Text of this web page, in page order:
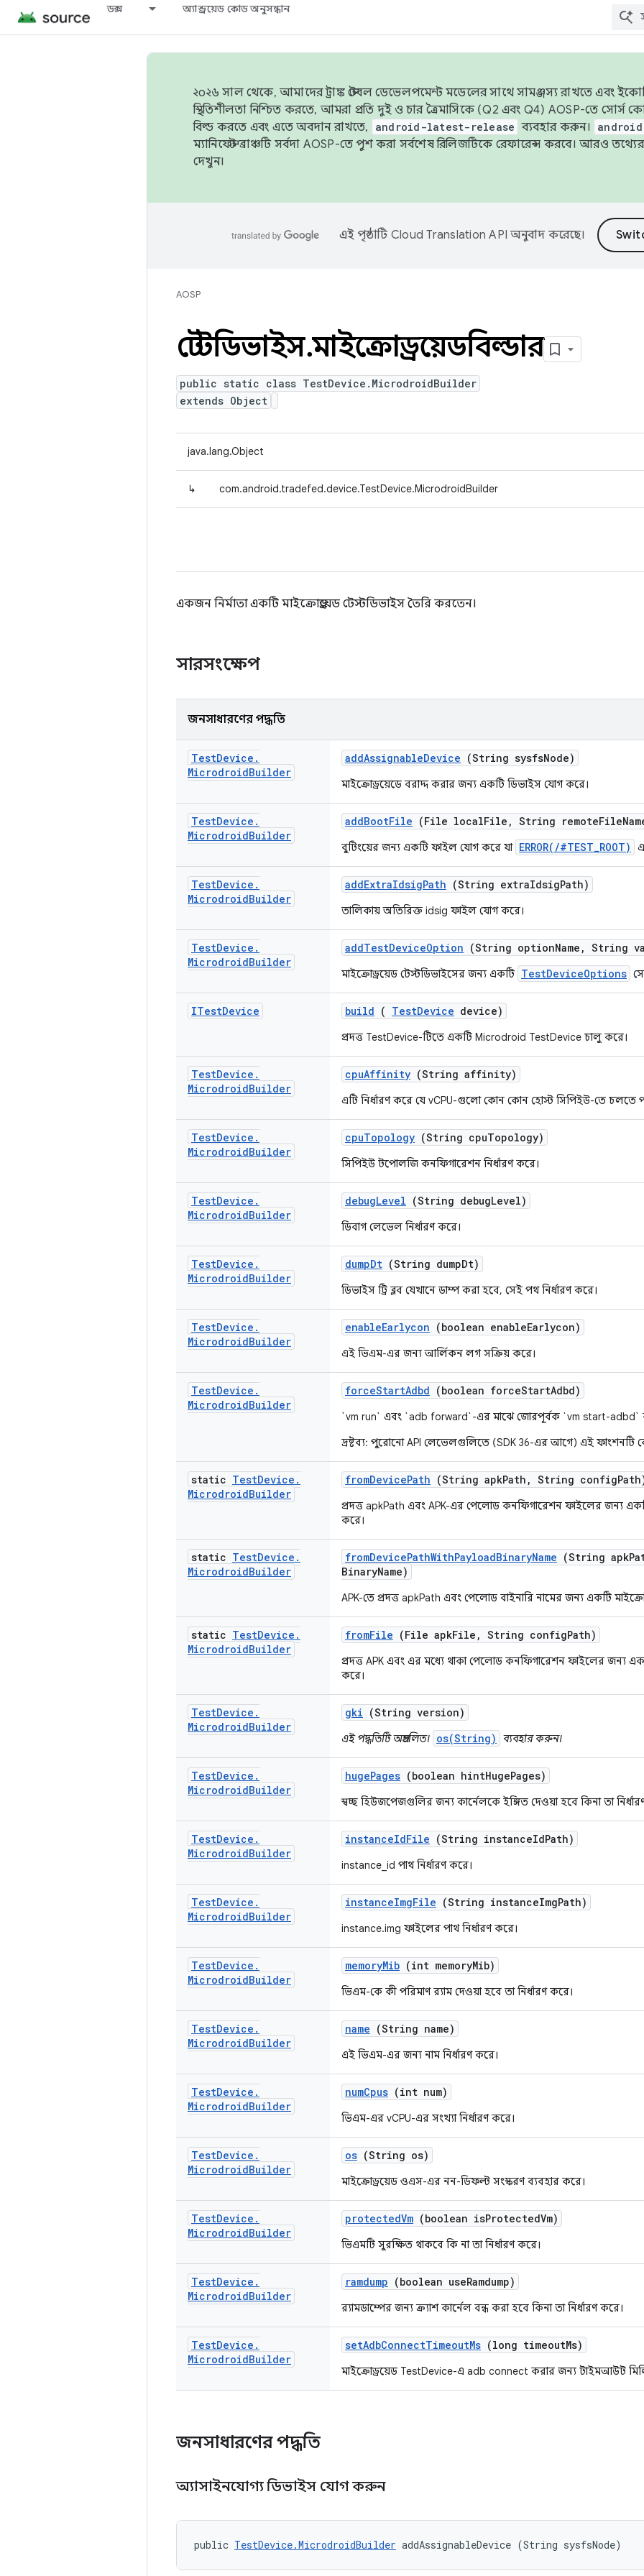
ডক্স অ্যান্ড্রয়েড কোড অনুসন্ধান
২০২৬ সাল থেকে, আমাদের ট্রাঙ্ক স্টেবল ডেভেলপমেন্ট মডেলের সাথে সামঞ্জস্য রাখতে এবং
স্থিতিশীলতা নিশ্চিত করতে, আমরা প্রতি দুই ও চার ত্রৈমাসিকে (Q2 এবং Q4) AOSP-তে সোর্স
বিল্ড করতে এবং এতে অবদান রাখতে,
android-latest-release ব্যবহার করুন।
ম্যানিফেস্ট ব্রাঞ্চটি সর্বদা AOSP-তে পুশ করা সর্বশেষ রিলিজটিকে রেফারেন্স করবে। আরও
দেখুন।
এই পৃষ্ঠাটি Cloud Translation API অনুবাদ করেছে।
AOSP
টেস্টডিভাইস.মাইক্রোড্রয়েডবিল্ডার
public static class TestDevice.MicrodroidBuilder
extends Object
java.lang.Object
↳ com.android.tradefed.device.TestDevice.MicrodroidBuilder
একজন নির্মাতা একটি মাইক্রোড্রয়েড টেস্টডিভাইস তৈরি করতেন।
সারসংক্ষেপ
জনসাধারণের পদ্ধতি
TestDevice .
MicrodroidBuilder
addAssignableDevice (String sysfsNode)
মাইক্রোড্রয়েডে বরাদ্দ করার জন্য একটি ডিভাইস যোগ করে।
TestDevice .
MicrodroidBuilder
addBootFile (File localFile , String remoteFile
বুটিংয়ের জন্য একটি ফাইল যোগ করে যা ERROR(/#TEST_ROOT)
TestDevice .
MicrodroidBuilder
addExtraIdsigPath (String extraIdsigPath)
তালিকায় অতিরিক্ত idsig ফাইল যোগ করে।
TestDevice .
MicrodroidBuilder
addTestDeviceOption (String optionName , String
মাইক্রোড্রয়েড টেস্টডিভাইসের জন্য একটি TestDeviceOptions
ITestDevice build ( TestDevice device)
প্রদত্ত TestDevice-টিতে একটি Microdroid TestDevice চালু করে।
TestDevice .
MicrodroidBuilder
cpuAffinity (String affinity)
এটি নির্ধারণ করে যে vCPU-গুলো কোন কোন হোস্ট সিপিইউ-তে চলতে
TestDevice .
MicrodroidBuilder
cpuTopology (String cpuTopology)
সিপিইউ টপোলজি কনফিগারেশন নির্ধারণ করে।
TestDevice .
MicrodroidBuilder
debugLevel (String debugLevel)
ডিবাগ লেভেল নির্ধারণ করে।
TestDevice .
MicrodroidBuilder
dumpDt (String dumpDt)
ডিভাইস ট্রি ব্লব যেখানে ডাম্প করা হবে, সেই পথ নির্ধারণ করে।
TestDevice .
MicrodroidBuilder
enableEarlycon (boolean enableEarlycon)
এই ভিএম-এর জন্য আর্লিকন লগ সক্রিয় করে।
TestDevice .
MicrodroidBuilder
forceStartAdbd (boolean forceStartAdbd)
`vm run` এবং `adb forward`-এর মাঝে জোরপূর্বক `vm start-
দ্রষ্টব্য: পুরোনো API লেভেলগুলিতে (SDK 36-এর আগে) এই ফাংশনটি
static TestDevice .
MicrodroidBuilder
fromDevicePath (String apkPath , String config
প্রদত্ত apkPath এবং APK-এর পেলোড কনফিগারেশন ফাইলের জন্য একটি
করে।
static TestDevice .
MicrodroidBuilder
fromDevicePathWithPayloadBinaryName (String apk
BinaryName)
APK-তে প্রদত্ত apkPath এবং পেলোড বাইনারি নামের জন্য একটি
static TestDevice .
MicrodroidBuilder
fromFile (File apkFile , String configPath)
প্রদত্ত APK এবং এর মধ্যে থাকা পেলোড কনফিগারেশন ফাইলের জন্য
করে।
TestDevice .
MicrodroidBuilder
gki (String version)
এই পদ্ধতিটি অপ্রচলিত। os(String) ব্যবহার করুন।
TestDevice .
MicrodroidBuilder
hugePages (boolean hintHugePages)
স্বচ্ছ হিউজপেজগুলির জন্য কার্নেলকে ইঙ্গিত দেওয়া হবে কিনা তা
TestDevice .
MicrodroidBuilder
instanceIdFile (String instanceIdPath)
instance_id পাথ নির্ধারণ করে।
TestDevice .
MicrodroidBuilder
instanceImgFile (String instanceImgPath)
instance.img ফাইলের পাথ নির্ধারণ করে।
TestDevice .
MicrodroidBuilder
memoryMib (int memoryMib)
ভিএম-কে কী পরিমাণ র‍্যাম দেওয়া হবে তা নির্ধারণ করে।
TestDevice .
MicrodroidBuilder
name (String name)
এই ভিএম-এর জন্য নাম নির্ধারণ করে।
TestDevice .
MicrodroidBuilder
numCpus (int num)
ভিএম-এর vCPU-এর সংখ্যা নির্ধারণ করে।
TestDevice .
MicrodroidBuilder
os (String os)
মাইক্রোড্রয়েড ওএস-এর নন-ডিফল্ট সংস্করণ ব্যবহার করে।
TestDevice .
MicrodroidBuilder
protectedVm (boolean isProtectedVm)
ভিএমটি সুরক্ষিত থাকবে কি না তা নির্ধারণ করে।
TestDevice .
MicrodroidBuilder
ramdump (boolean useRamdump)
র‍্যামডাম্পের জন্য ক্র্যাশ কার্নেল বন্ধ করা হবে কিনা তা নির্ধারণ করে।
TestDevice .
MicrodroidBuilder
setAdbConnectTimeoutMs (long timeoutMs)
মাইক্রোড্রয়েড TestDevice-এ adb connect করার জন্য টাইমআউট
জনসাধারণের পদ্ধতি
অ্যাসাইনযোগ্য ডিভাইস যোগ করুন
public TestDevice.MicrodroidBuilder addAssignableDevice (String sysfsNode)